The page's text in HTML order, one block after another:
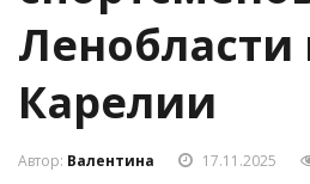
Ленобласти и
Карелии